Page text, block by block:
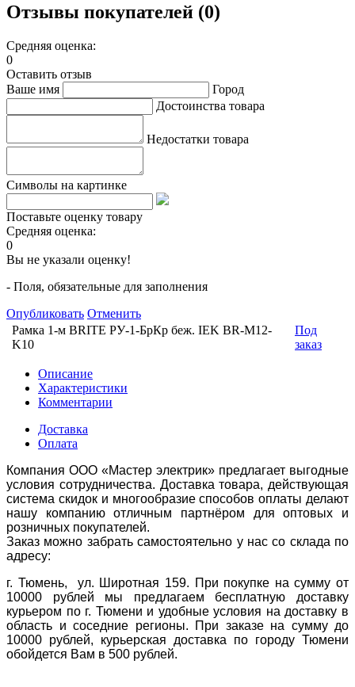
Отзывы покупателей (0)
Средняя оценка:
0
Оставить отзыв
Ваше имя
Город
Достоинства товара
Недостатки товара
Символы на картинке
Поставьте оценку товару
Средняя оценка:
0
Вы не указали оценку!
- Поля, обязательные для заполнения
Опубликовать Отменить
Рамка 1-м BRITE РУ-1-БрКр беж. IEK BR-M12-
K10
Под
заказ
Описание
Характеристики
Комментарии
Доставка
Оплата
Компания ООО «Мастер электрик» предлагает выгодные
условия сотрудничества. Доставка товара, действующая
система скидок и многообразие способов оплаты делают
нашу компанию отличным партнёром для оптовых и
розничных покупателей.
Заказ можно забрать самостоятельно у нас со склада по
адресу:
г. Тюмень, ул. Широтная 159. При покупке на сумму от
10000 рублей мы предлагаем бесплатную доставку
курьером по г. Тюмени и удобные условия на доставку в
область и соседние регионы. При заказе на сумму до
10000 рублей, курьерская доставка по городу Тюмени
обойдется Вам в 500 рублей.